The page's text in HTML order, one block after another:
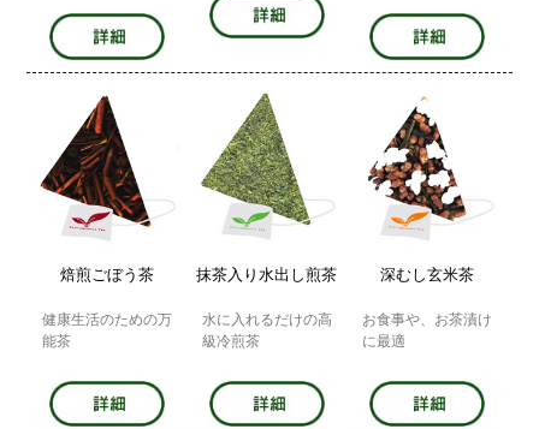
焙煎ごぼう茶
健康生活のための万
能茶
抹茶入り水出し煎茶
水に入れるだけの高
級冷煎茶
深むし玄米茶
お食事や、お茶漬け
に最適